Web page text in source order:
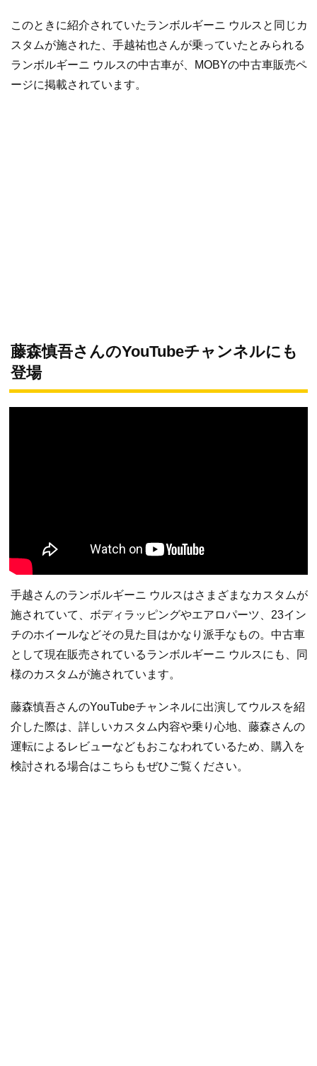
このときに紹介されていたランボルギーニ ウルスと同じカ
スタムが施された、手越祐也さんが乗っていたとみられる
ランボルギーニ ウルスの中古車が、MOBYの中古車販売ペ
ージに掲載されています。
藤森慎吾さんのYouTubeチャンネルにも
登場
手越さんのランボルギーニ ウルスはさまざまなカスタムが
施されていて、ボディラッピングやエアロパーツ、23イン
チのホイールなどその見た目はかなり派手なもの。中古車
として現在販売されているランボルギーニ ウルスにも、同
様のカスタムが施されています。
藤森慎吾さんのYouTubeチャンネルに出演してウルスを紹
介した際は、詳しいカスタム内容や乗り心地、藤森さんの
運転によるレビューなどもおこなわれているため、購入を
検討される場合はこちらもぜひご覧ください。